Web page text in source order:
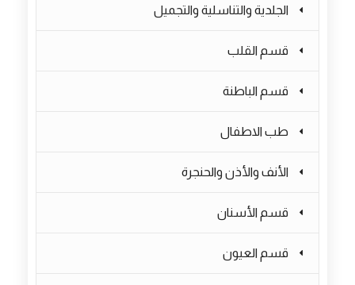
الجلدية والتناسلية والتجميل
قسم القلب
قسم الباطنة
طب الاطفال
الأنف والأذن والحنجرة
قسم الأسنان
قسم العيون